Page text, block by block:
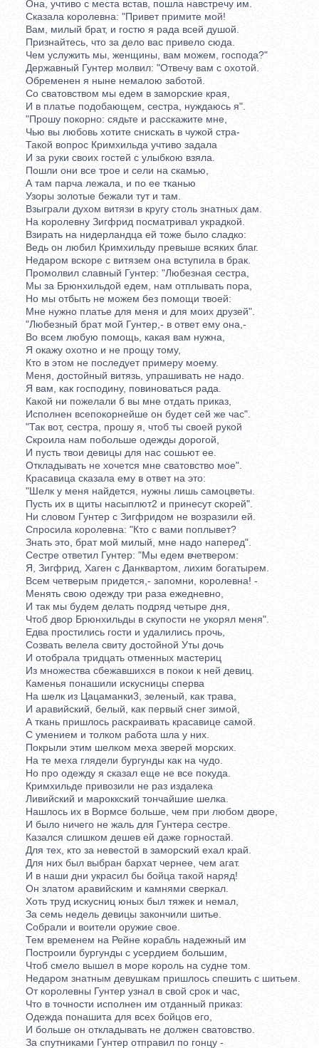
Она, учтиво с места встав, пошла навстречу им.
Сказала королевна: "Привет примите мой!
Вам, милый брат, и гостю я рада всей душой.
Признайтесь, что за дело вас привело сюда.
Чем услужить мы, женщины, вам можем, господа?"
Державный Гунтер молвил: "Отвечу вам с охотой.
Обременен я ныне немалою заботой.
Со сватовством мы едем в заморские края,
И в платье подобающем, сестра, нуждаюсь я".
"Прошу покорно: сядьте и расскажите мне,
Чью вы любовь хотите снискать в чужой стра-
Такой вопрос Кримхильда учтиво задала
И за руки своих гостей с улыбкою взяла.
Пошли они все трое и сели на скамью,
А там парча лежала, и по ее тканью
Узоры золотые бежали тут и там.
Взыграли духом витязи в кругу столь знатных дам.
На королевну Зигфрид посматривал украдкой.
Взирать на нидерландца ей тоже было сладко:
Ведь он любил Кримхильду превыше всяких благ.
Недаром вскоре с витязем она вступила в брак.
Промолвил славный Гунтер: "Любезная сестра,
Мы за Брюнхильдой едем, нам отплывать пора,
Но мы отбыть не можем без помощи твоей:
Мне нужно платье для меня и для моих друзей".
"Любезный брат мой Гунтер,- в ответ ему она,-
Во всем любую помощь, какая вам нужна,
Я окажу охотно и не прощу тому,
Кто в этом не последует примеру моему.
Меня, достойный витязь, упрашивать не надо.
Я вам, как господину, повиноваться рада.
Какой ни пожелали б вы мне отдать приказ,
Исполнен всепокорнейше он будет сей же час".
"Так вот, сестра, прошу я, чтоб ты своей рукой
Скроила нам побольше одежды дорогой,
И пусть твои девицы для нас сошьют ее.
Откладывать не хочется мне сватовство мое".
Красавица сказала ему в ответ на это:
"Шелк у меня найдется, нужны лишь самоцветы.
Пусть их в щиты насыплют2 и принесут скорей".
Ни словом Гунтер с Зигфридом не возразили ей.
Спросила королевна: "Кто с вами поплывет?
Знать это, брат мой милый, мне надо наперед".
Сестре ответил Гунтер: "Мы едем вчетвером:
Я, Зигфрид, Хаген с Данквартом, лихим богатырем.
Всем четверым придется,- запомни, королевна! -
Менять свою одежду три раза ежедневно,
И так мы будем делать подряд четыре дня,
Чтоб двор Брюнхильды в скупости не укорял меня".
Едва простились гости и удалились прочь,
Созвать велела свиту достойной Уты дочь
И отобрала тридцать отменных мастериц
Из множества сбежавшихся в покои к ней девиц.
Каменья понашили искусницы сперва
На шелк из Цацаманки3, зеленый, как трава,
И аравийский, белый, как первый снег зимой,
А ткань пришлось раскраивать красавице самой.
С умением и толком работа шла у них.
Покрыли этим шелком меха зверей морских.
На те меха глядели бургунды как на чудо.
Но про одежду я сказал еще не все покуда.
Кримхильде привозили не раз издалека
Ливийский и мароккский тончайшие шелка.
Нашлось их в Вормсе больше, чем при любом дворе,
И было ничего не жаль для Гунтера сестре.
Казался слишком дешев ей даже горностай.
Для тех, кто за невестой в заморский ехал край.
Для них был выбран бархат чернее, чем агат.
И в наши дни украсил бы бойца такой наряд!
Он златом аравийским и камнями сверкал.
Хоть труд искусниц юных был тяжек и немал,
За семь недель девицы закончили шитье.
Собрали и воители оружие свое.
Тем временем на Рейне корабль надежный им
Построили бургунды с усердием большим,
Чтоб смело вышел в море король на судне том.
Недаром знатным девушкам пришлось спешить с шитьем.
От королевны Гунтер узнал в свой срок и час,
Что в точности исполнен им отданный приказ:
Одежда понашита для всех бойцов его,
И больше он откладывать не должен сватовство.
За спутниками Гунтер отправил по гонцу -